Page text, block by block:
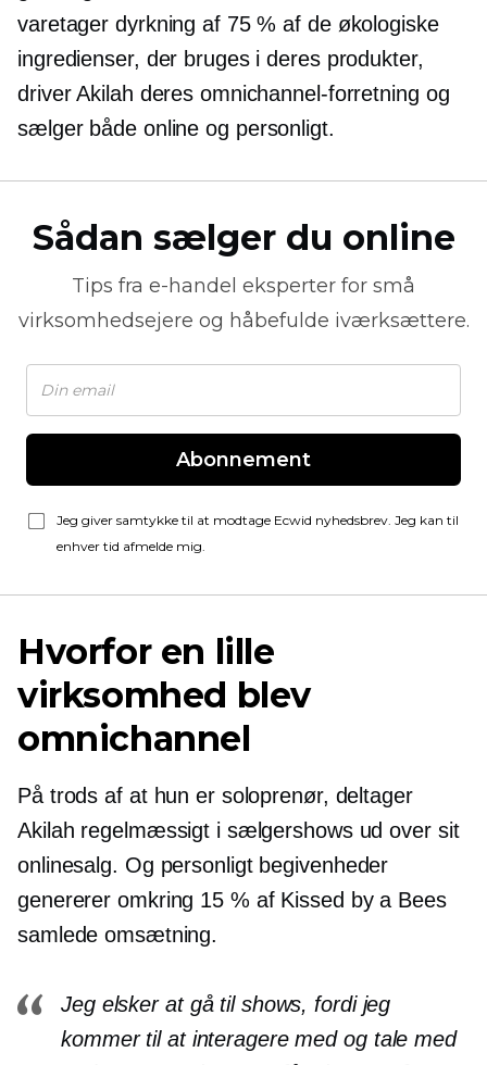
varetager dyrkning af 75 % af de økologiske
ingredienser, der bruges i deres produkter,
driver Akilah deres omnichannel-forretning og
sælger både online og personligt.
Sådan sælger du online
Tips fra e-handel eksperter for små
virksomhedsejere og håbefulde iværksættere.
Abonnement
Jeg giver samtykke til at modtage Ecwid nyhedsbrev. Jeg kan til
enhver tid afmelde mig.
Hvorfor en lille
virksomhed blev
omnichannel
På trods af at hun er soloprenør, deltager
Akilah regelmæssigt i sælgershows ud over sit
onlinesalg. Og personligtbegivenheder
genererer omkring 15 % af Kissed by a Bees
samlede omsætning.
Jeg elsker at gå til shows, fordi jeg
kommer til at interagere med og tale med